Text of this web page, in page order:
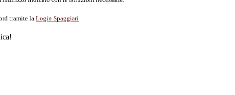
tramite la Login Spaggiari